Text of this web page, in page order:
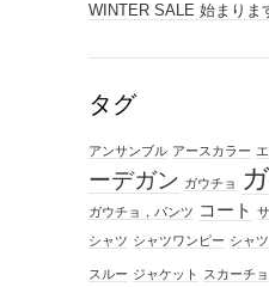
WINTER SALE 始まりま
タグ
アンサンブル アースカラー
ーデガン ガウチョ
ガウチョ，パンツ コート
シャツ シャツワンピー シャ
スルー ジャケット スカーチョ